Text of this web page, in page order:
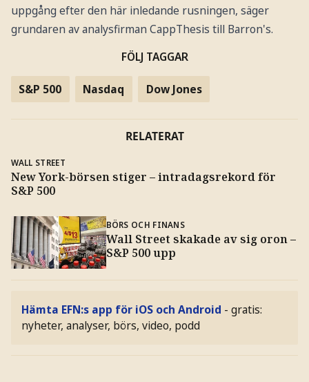
uppgång efter den här inledande rusningen, säger
grundaren av analysfirman CappThesis till Barron's.
FÖLJ TAGGAR
S&P 500 Nasdaq Dow Jones
RELATERAT
WALL STREET
New York-börsen stiger – intradagsrekord för
S&P 500
BÖRS OCH FINANS
Wall Street skakade av sig oron –
S&P 500 upp
Hämta EFN:s app för iOS och Android - gratis:
nyheter, analyser, börs, video, podd